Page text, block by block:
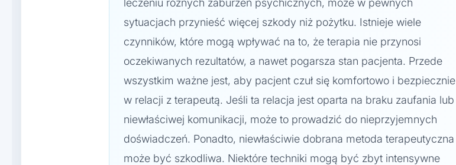
leczeniu różnych zaburzeń psychicznych, może w pewnych
sytuacjach przynieść więcej szkody niż pożytku. Istnieje wiele
czynników, które mogą wpływać na to, że terapia nie przynosi
oczekiwanych rezultatów, a nawet pogarsza stan pacjenta. Przede
wszystkim ważne jest, aby pacjent czuł się komfortowo i bezpiecznie
w relacji z terapeutą. Jeśli ta relacja jest oparta na braku zaufania lub
niewłaściwej komunikacji, może to prowadzić do nieprzyjemnych
doświadczeń. Ponadto, niewłaściwie dobrana metoda terapeutyczna
może być szkodliwa. Niektóre techniki mogą być zbyt intensywne